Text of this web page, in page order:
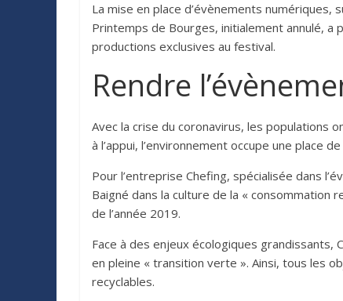
La mise en place d’évènements numériques,
Printemps de Bourges, initialement annulé, a
productions exclusives au festival.
Rendre l’év
Avec la crise du coronavirus, les populations
à l’appui, l’environnement occupe une place
Pour l’entreprise Chefing, spécialisée dans l’év
Baigné dans la culture de la « consommation
de l’année 2019.
Face à des enjeux écologiques grandissants,
en pleine « transition verte ». Ainsi, tous les
recyclables.